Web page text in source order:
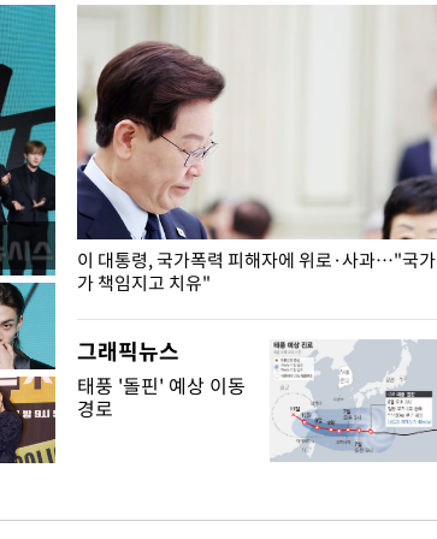
이 대통령, 국가폭력 피해자에 위로·사과…"국가
가 책임지고 치유"
그래픽뉴스
태풍 '돌핀' 예상 이동
경로